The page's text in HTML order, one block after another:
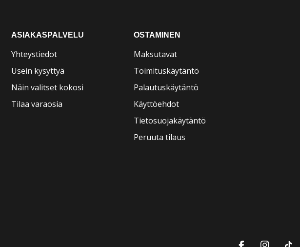
ASIAKASPALVELU
Yhteystiedot
Usein kysyttyä
Näin valitset kokosi
Tilaa varaosia
OSTAMINEN
Maksutavat
Toimituskäytäntö
Palautuskäytäntö
Käyttöehdot
Tietosuojakäytäntö
Peruuta tilaus